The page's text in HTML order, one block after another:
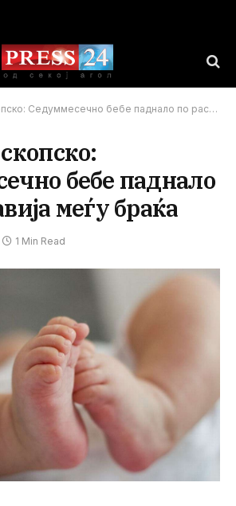
Седуммесечно бебе паднало по расправија меѓу браќа
бебе паднало
меѓу браќа
1 Min Read